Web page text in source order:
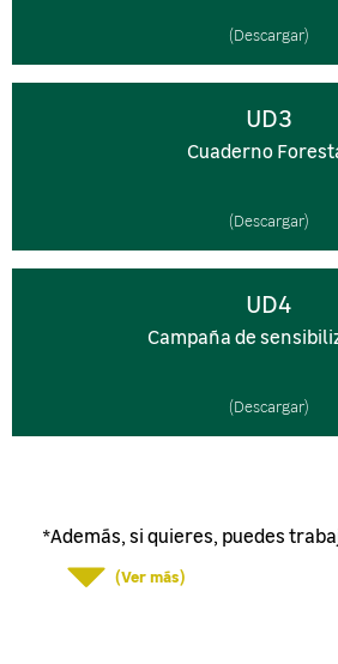
(Descargar)
UD3
Cuaderno
(Descargar)
UD4
Campaña de
(Descargar)
*Además, si quieres, puedes
(Ver más)